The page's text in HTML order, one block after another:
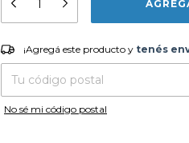
¡Agregá este producto y
¡Agregá este producto y tenés
No sé mi código postal